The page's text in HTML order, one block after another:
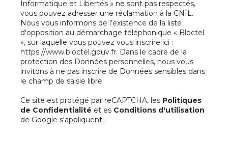
Informatique et Libertés » ne sont pas respectés,
vous pouvez adresser une réclamation à la CNIL.
Nous vous informons de l’existence de la liste
d'opposition au démarchage téléphonique « Bloctel
», sur laquelle vous pouvez vous inscrire ici :
https://www.bloctel.gouv.fr. Dans le cadre de la
protection des Données personnelles, nous vous
invitons à ne pas inscrire de Données sensibles dans
le champ de saisie libre.
Ce site est protégé par reCAPTCHA, les Politiques
de Confidentialité et es Conditions d'utilisation
de Google s'appliquent.